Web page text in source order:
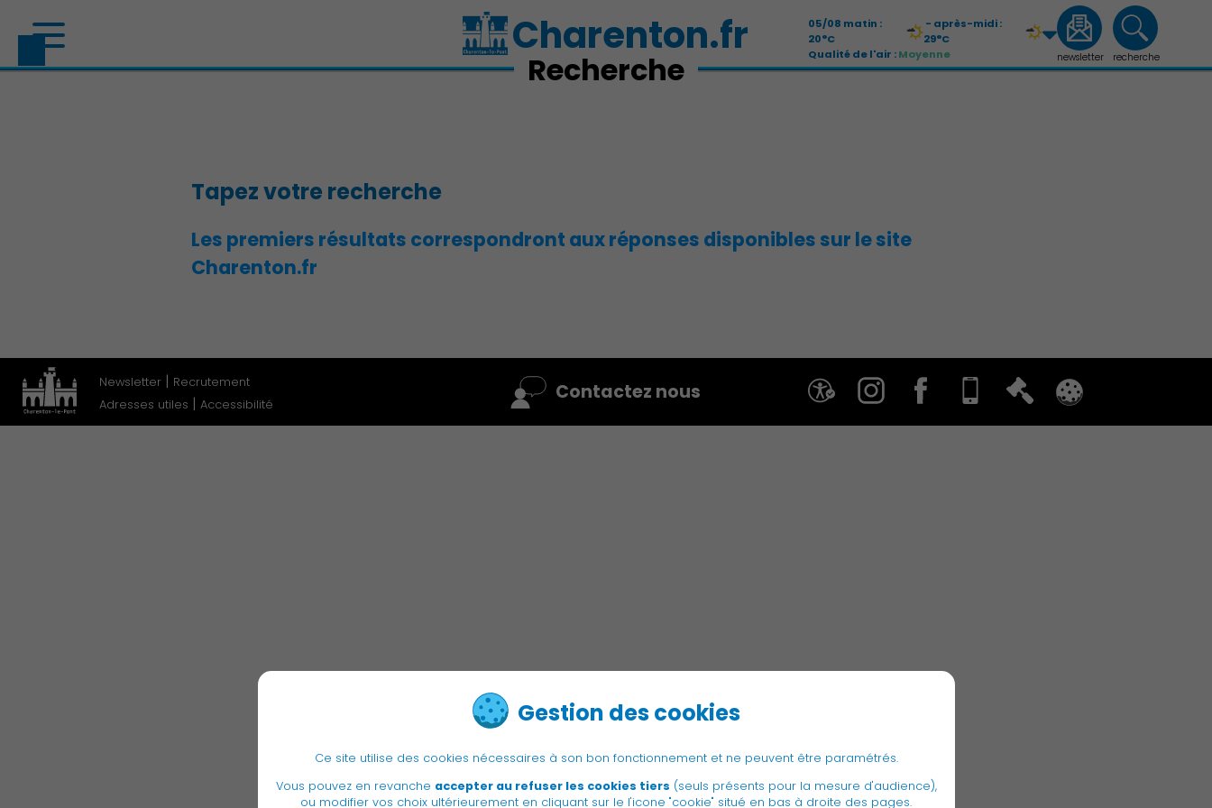
Gestion des cookies
Ce site utilise des cookies nécessaires à son bon fonctionnement et ne peuvent être paramétrés.
Vous pouvez en revanche accepter au refuser les cookies tiers (seuls présents pour la mesure d'audience),
ou modifier vos choix ultérieurement en cliquant sur le l'icone "cookie" situé en bas à droite des pages.
Découvrir Charenton
Famille
Action Sociale Solidarité
Culture
Économie Commerce Emploi
Publication des actes
Charenton.fr
05/08 matin :
20°C
- après-midi :
29°C
Qualité de l'air :Moyenne
newsletter recherche
Recherche
Tapez votre recherche
Les premiers résultats correspondront aux réponses disponibles sur le site
Charenton.fr
Newsletter | Recrutement
Adresses utiles | Accessibilité Contactez nous